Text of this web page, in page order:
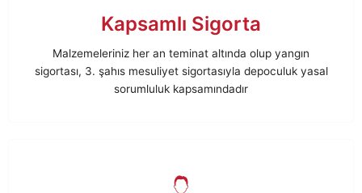
Kapsamlı Sigorta
Malzemeleriniz her an teminat altında olup yangın
sigortası, 3. şahıs mesuliyet sigortasıyla depoculuk yasal
sorumluluk kapsamındadır